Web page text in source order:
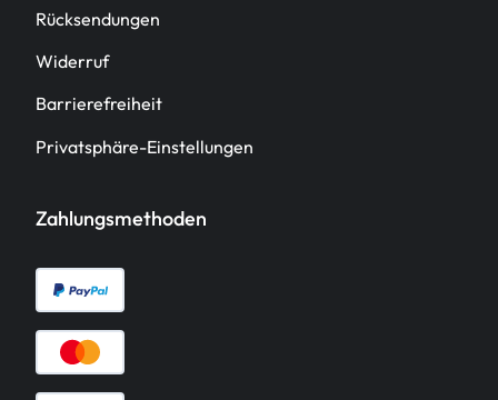
Rücksendungen
Widerruf
Barrierefreiheit
Privatsphäre-Einstellungen
Zahlungsmethoden